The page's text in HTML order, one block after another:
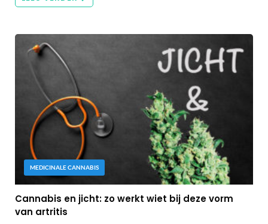
MEDICINALE CANNABIS
Cannabis en jicht: zo werkt wiet bij deze vorm
van artritis